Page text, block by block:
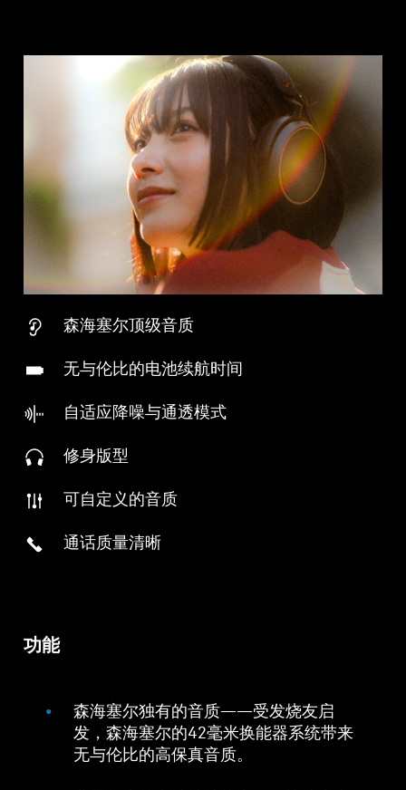
森海塞尔顶级音质
无与伦比的电池续航时间
自适应降噪与通透模式
修身版型
可自定义的音质
通话质量清晰
功能
森海塞尔独有的音质——受发烧友启
发，森海塞尔的42毫米换能器系统带来
无与伦比的高保真音质。